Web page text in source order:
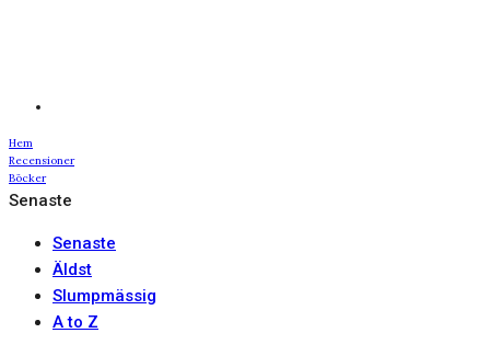
Hem
Recensioner
Böcker
Senaste
Senaste
Äldst
Slumpmässig
A to Z